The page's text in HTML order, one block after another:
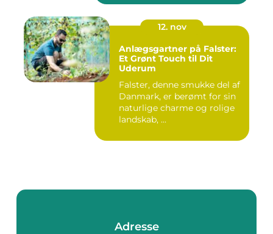
12. nov
Anlægsgartner på Falster:
Et Grønt Touch til Dit
Uderum
Falster, denne smukke del af
Danmark, er berømt for sin
naturlige charme og rolige
landskab, ...
Adresse